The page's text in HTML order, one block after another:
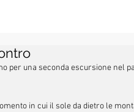
per una seconda escursione nel
in cui il sole da dietro le